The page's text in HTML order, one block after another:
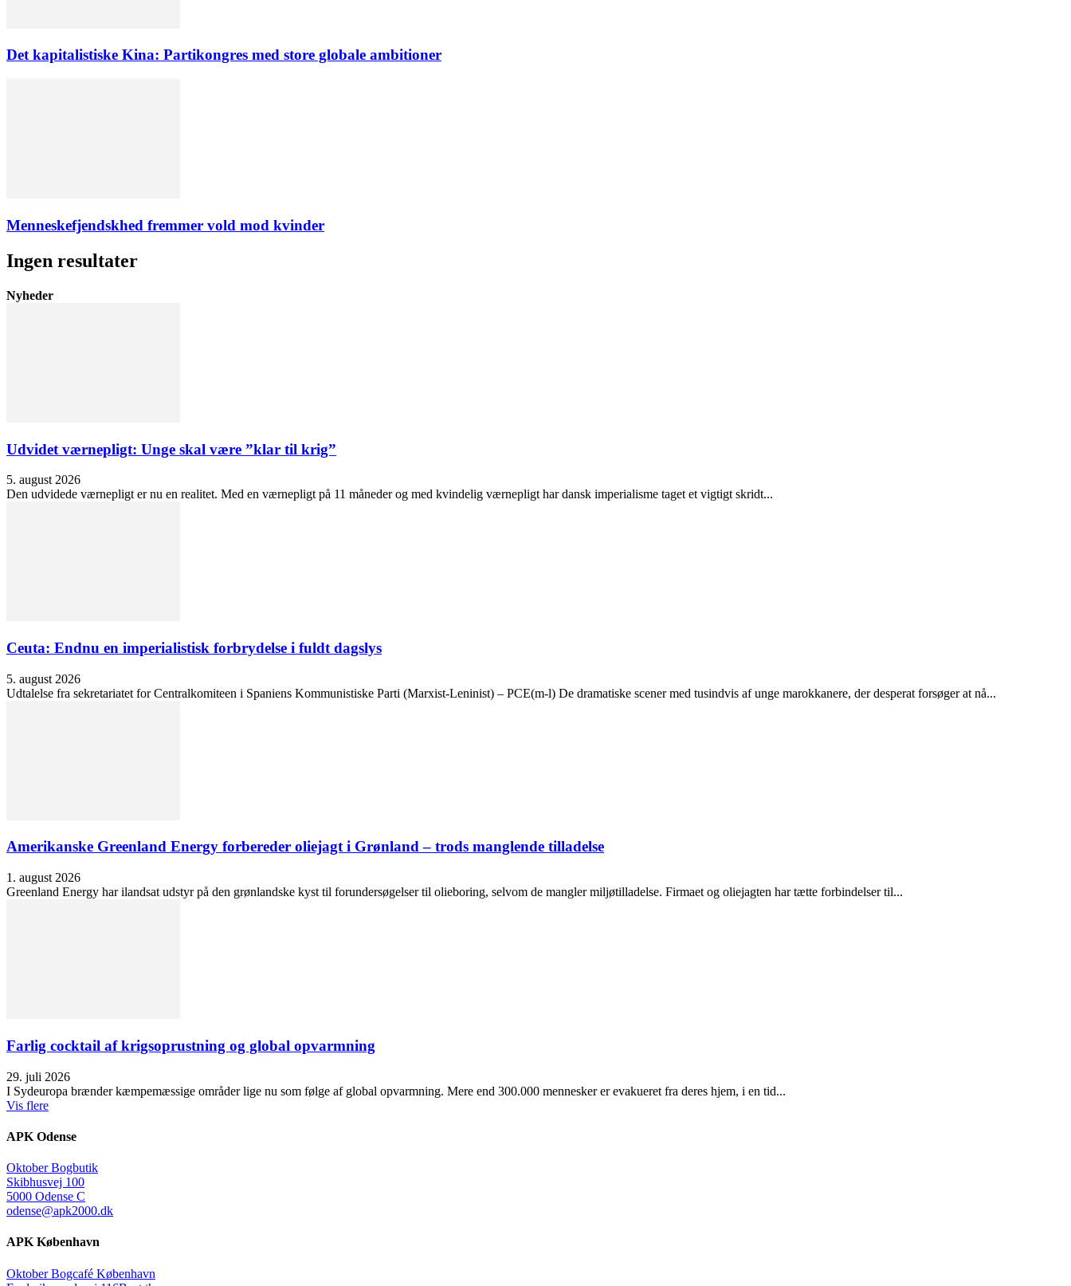
Det kapitalistiske Kina: Partikongres med store globale ambitioner
Menneskefjendskhed fremmer vold mod kvinder
Ingen resultater
Nyheder
Udvidet værnepligt: Unge skal være ”klar til krig”
5. august 2026
Den udvidede værnepligt er nu en realitet. Med en værnepligt på 11 måneder og med kvindelig værnepligt har dansk imperialisme taget et vigtigt skridt...
Ceuta: Endnu en imperialistisk forbrydelse i fuldt dagslys
5. august 2026
Udtalelse fra sekretariatet for Centralkomiteen i Spaniens Kommunistiske Parti (Marxist-Leninist) – PCE(m-l) De dramatiske scener med tusindvis af unge marokkanere, der desperat forsøger at nå...
Amerikanske Greenland Energy forbereder oliejagt i Grønland – trods manglende tilladelse
1. august 2026
Greenland Energy har ilandsat udstyr på den grønlandske kyst til forundersøgelser til olieboring, selvom de mangler miljøtilladelse. Firmaet og oliejagten har tætte forbindelser til...
Farlig cocktail af krigsoprustning og global opvarmning
29. juli 2026
I Sydeuropa brænder kæmpemæssige områder lige nu som følge af global opvarmning. Mere end 300.000 mennesker er evakueret fra deres hjem, i en tid...
Vis flere
APK Odense
Oktober Bogbutik
Skibhusvej 100
5000 Odense C
odense@apk2000.dk
APK København
Oktober Bogcafé København